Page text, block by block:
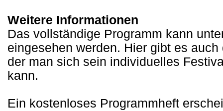
Weitere Informationen
Das vollständige Programm kann
eingesehen werden. Hier gibt es auch
der man sich sein individuelles
kann.
Ein kostenloses Programmheft